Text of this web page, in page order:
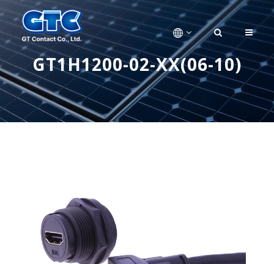
GT1H1200-02-XX(06-10)